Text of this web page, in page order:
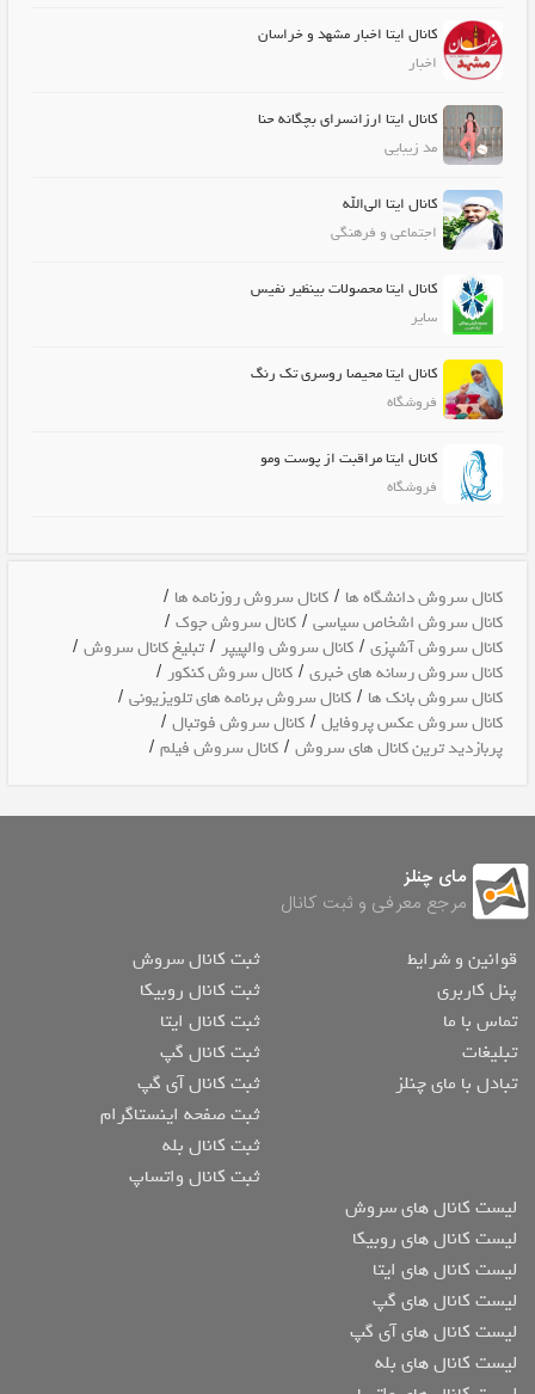
کانال ایتا اخبار مشهد و خراسان
اخبار
کانال ایتا ارزانسرای بچگانه حنا
مد زیبایی
کانال ایتا الی‌الله
اجتماعی و فرهنگی
کانال ایتا محصولات بینظیر نفیس
سایر
کانال ایتا محیصا روسری تک رنگ
فروشگاه
کانال ایتا مراقبت از پوست ومو
فروشگاه
کانال سروش دانشگاه ها /کانال سروش روزنامه ها /
کانال سروش اشخاص سیاسی /کانال سروش جوک /
کانال سروش آشپزی /کانال سروش والپیپر /تبلیغ کانال سروش /
کانال سروش رسانه های خبری /کانال سروش کنکور /
کانال سروش بانک ها /کانال سروش برنامه های تلویزیونی /
کانال سروش عکس پروفایل /کانال سروش فوتبال /
پربازدید ترین کانال های سروش /کانال سروش فیلم /
مای چنلز
مرجع معرفی و ثبت کانال
قوانین و شرایط
پنل کاربری
تماس با ما
تبلیغات
تبادل با مای چنلز
ثبت کانال سروش
ثبت کانال روبیکا
ثبت کانال ایتا
ثبت کانال گپ
ثبت کانال آی گپ
ثبت صفحه اینستاگرام
ثبت کانال بله
ثبت کانال واتساپ
لیست کانال های سروش
لیست کانال های روبیکا
لیست کانال های ایتا
لیست کانال های گپ
لیست کانال های آی گپ
لیست کانال های بله